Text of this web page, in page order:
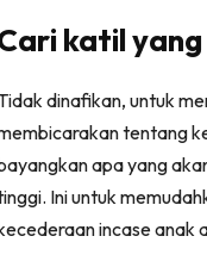
katil
dinafikan, untuk
tentang
apa yang
Ini untuk
incase anak